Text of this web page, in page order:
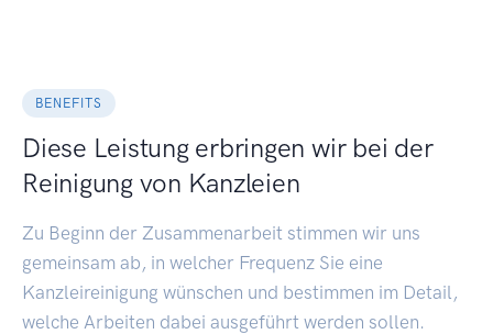
BENEFITS
Diese Leistung erbringen wir bei der
Reinigung von Kanzleien
Zu Beginn der Zusammenarbeit stimmen wir uns
gemeinsam ab, in welcher Frequenz Sie eine
Kanzleireinigung wünschen und bestimmen im Detail,
welche Arbeiten dabei ausgeführt werden sollen.